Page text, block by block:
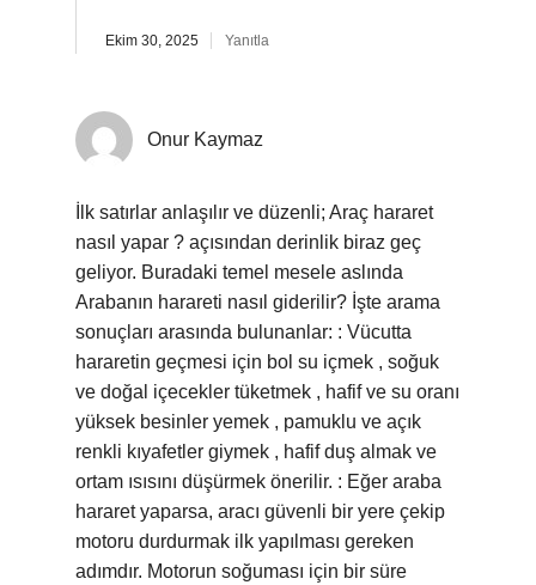
Ekim 30, 2025 Yanıtla
Onur Kaymaz
İlk satırlar anlaşılır ve düzenli; Araç hararet
nasıl yapar ? açısından derinlik biraz geç
geliyor. Buradaki temel mesele aslında
Arabanın harareti nasıl giderilir? İşte arama
sonuçları arasında bulunanlar: : Vücutta
hararetin geçmesi için bol su içmek , soğuk
ve doğal içecekler tüketmek , hafif ve su oranı
yüksek besinler yemek , pamuklu ve açık
renkli kıyafetler giymek , hafif duş almak ve
ortam ısısını düşürmek önerilir. : Eğer araba
hararet yaparsa, aracı güvenli bir yere çekip
motoru durdurmak ilk yapılması gereken
adımdır. Motorun soğuması için bir süre